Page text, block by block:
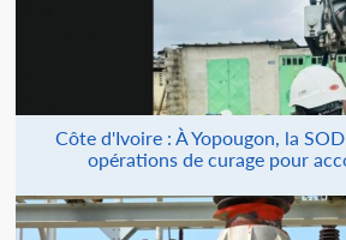
Côte d'Ivoire : À Yopougon, la
opérations de curage pour